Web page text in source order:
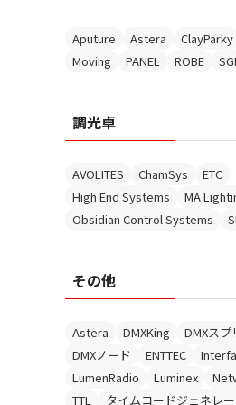
Aputure Astera ClayParky
Moving
PANEL ROBE
調光卓
AVOLITES ChamSys
ETC
High End Systems
MA
Obsidian Control Systems
その他
Astera DMXKing
DMXスプ
DMXノード
ENTTEC
LumenRadio
Luminex
TTL
タイムコードジェネレ